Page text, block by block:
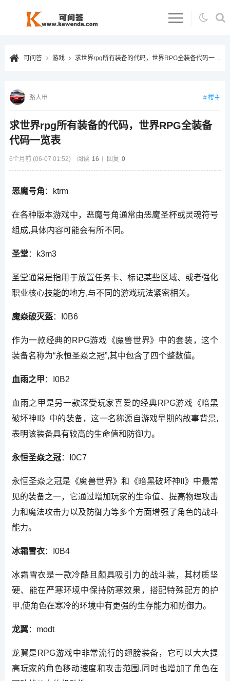
可问答 游戏 求世界rpg所有装备的代码，世界RPG全装备代码一览表
求世界rpg所有装备的代码，世界RPG全装备
代码一览表
6个月前 (06-07 01:52) 阅读 16 回复 0
路人甲 楼主
恶魔号角 ：ktrm
在各种版本游戏中，恶魔号角通常由恶魔圣杯或灵魂符号
组成,具体内容可能会有所不同。
圣堂：k3m3
圣堂通常是指用于放置任务卡、标记某些区域、或者强化
职业核心技能的地方,与不同的游戏玩法紧密相关。
魔焱破灭盔：I0B6
作为一款经典的RPG游戏《魔兽世界》中的套装，这个
装备名称为“永恒圣焱之冠”,其中包含了四个整数值。
血雨之甲 ：I0B2
血雨之甲是另一款深受玩家喜爱的经典RPG游戏《暗黑
破坏神II》中的装备，这一名称源自游戏早期的故事背景,
表明该装备具有较高的生命值和防御力。
永恒圣焱之冠：I0C7
永恒圣焱之冠是《魔兽世界》和《暗黑破坏神II》中最常
见的装备之一，它通过增加玩家的生命值、提高物理攻击
力和魔法攻击力以及防御力等多个方面增强了角色的战斗
能力。
冰霜雪衣：I0B4
冰霜雪衣是一款冷酷且颇具吸引力的战斗装，其材质坚
硬、能在严寒环境中保持防寒效果，搭配特殊配方的护
甲,使角色在寒冷的环境中有更强的生存能力和防御力。
龙翼：modt
龙翼是RPG游戏中非常流行的翅膀装备，它可以大大提
高玩家的角色移动速度和攻击范围,同时也增加了角色在